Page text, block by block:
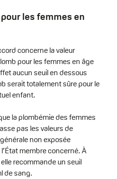
les femmes en
concerne la valeur
pour les femmes en âge
aucun seuil en dessous
serait totalement sûre pour le
enfant.
la plombémie des femmes
pas les valeurs de
non exposée
membre concerné. À
recommande un seuil
de sang.